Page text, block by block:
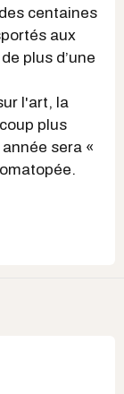
centaines
aux
plus d’une
l'art, la
plus
sera «